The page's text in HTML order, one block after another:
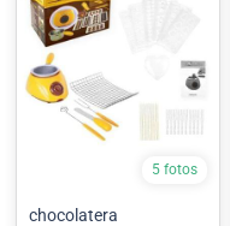
5 fotos
chocolatera